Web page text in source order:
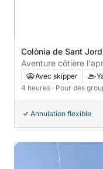
Colònia de Sant
Aventure côtière
Trenc et Es Cap
Avec skipper
4 heures · Pour des
Annulation flexible